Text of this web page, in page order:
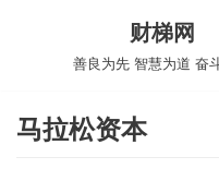
财梯网
善良为先 智慧为道 奋
马拉松资本